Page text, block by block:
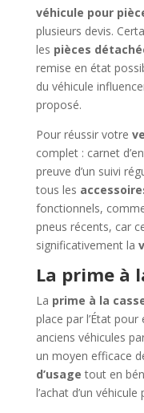
véhicule pour
plusieurs devis.
les pièces
remise en état
du véhicule
proposé.
Pour réussir votre
complet : carnet
preuve d’un suivi
tous les
fonctionnels,
pneus récents, car
significativement la
La prime à
La prime à la
place par l’État
anciens véhicules
un moyen efficace
d’usage tout en
l’achat d’un